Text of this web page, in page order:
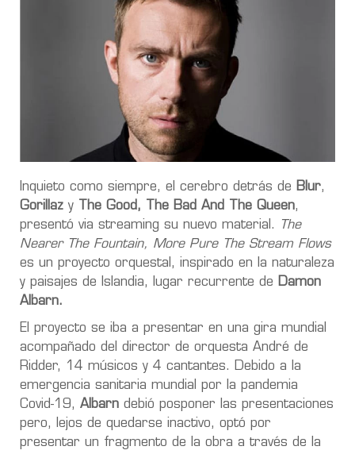
Inquieto como siempre, el cerebro detrás de Blur,
Gorillaz y The Good, The Bad And The Queen,
presentó via streaming su nuevo material.
The
Nearer The Fountain, More Pure The Stream Flows
es un proyecto orquestal, inspirado en la naturaleza
y paisajes de Islandia, lugar recurrente de Damon
Albarn.
El proyecto se iba a presentar en una gira mundial
acompañado del director de orquesta André de
Ridder, 14 músicos y 4 cantantes. Debido a la
emergencia sanitaria mundial por la pandemia
Covid-19, Albarn debió posponer las presentaciones
pero, lejos de quedarse inactivo, optó por
presentar un fragmento de la obra a través de la